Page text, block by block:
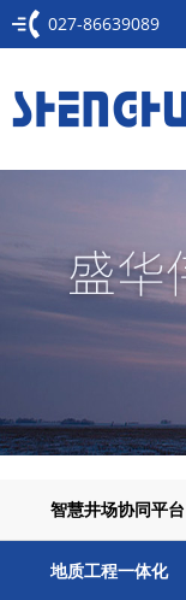
027-86639089
智慧井场协同平台
地质工程一体化